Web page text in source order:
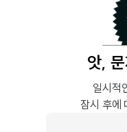
앗,
일시적
잠시 후에